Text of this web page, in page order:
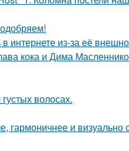
интернете из-за её
кока и Дима
волосах.
гармоничнее и визуально